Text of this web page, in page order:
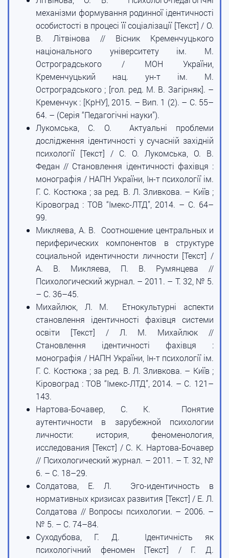
механізми формування родинної ідентичності
особистості в процесі її соціалізації [Текст] / О.
В. Літвінова // Вісник Кременчуцького
національного університету ім. М.
Остроградського / МОН України,
Кременчуцький нац. ун-т ім. М.
Остроградського ; [гол. ред. М. В. Загірняк]. –
Кременчук : [КрНУ], 2015. – Вип. 1 (2). – С. 55–
64. – (Серія “Педагогічні науки”).
Лукомська, С. О. Актуальні проблеми
дослідження ідентичності у сучасній західній
психології [Текст] / С. О. Лукомська, О. В.
Федан // Становлення ідентичності фахівця :
монографія / НАПН України, Ін-т психології ім.
Г. С. Костюка ; за ред. В. Л. Зливкова. – Київ ;
Кіровоград : ТОВ “Імекс-ЛТД”, 2014. – С. 64–
99.
Микляева, А. В. Соотношение центральных и
периферических компонентов в структуре
социальной идентичности личности [Текст] /
А. В. Микляева, П. В. Румянцева //
Психологический журнал. – 2011. – Т. 32, № 5.
– С. 36–45.
Михайлюк, Л. М. Етнокультурні аспекти
становлення ідентичності фахівця системи
освіти [Текст] / Л. М. Михайлюк //
Становлення ідентичності фахівця :
монографія / НАПН України, Ін-т психології ім.
Г. С. Костюка ; за ред. В. Л. Зливкова. – Київ ;
Кіровоград : ТОВ “Імекс-ЛТД”, 2014. – С. 121–
143.
Нартова-Бочавер, С. К. Понятие
аутентичности в зарубежной психологии
личности: история, феноменология,
исследования [Текст] / С. К. Нартова-Бочавер
// Психологический журнал. – 2011. – Т. 32, №
6. – С. 18–29.
Солдатова, Е. Л. Эго-идентичность в
нормативных кризисах развития [Текст] / Е. Л.
Солдатова // Вопросы психологии. – 2006. –
№ 5. – С. 74–84.
Суходубова, Г. Д. Ідентичність як
психологічний феномен [Текст] / Г. Д.